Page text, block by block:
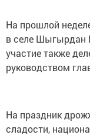
На прошлой
в селе Шыгырдан
участие также
руководством
На праздник
сладости,